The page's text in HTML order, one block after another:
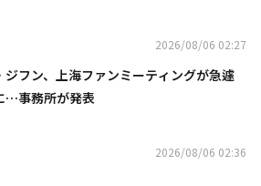
2026/08/06 02:27
ジフン、上海ファンミーティングが急遽
…事務所が発表
2026/08/06 02:36